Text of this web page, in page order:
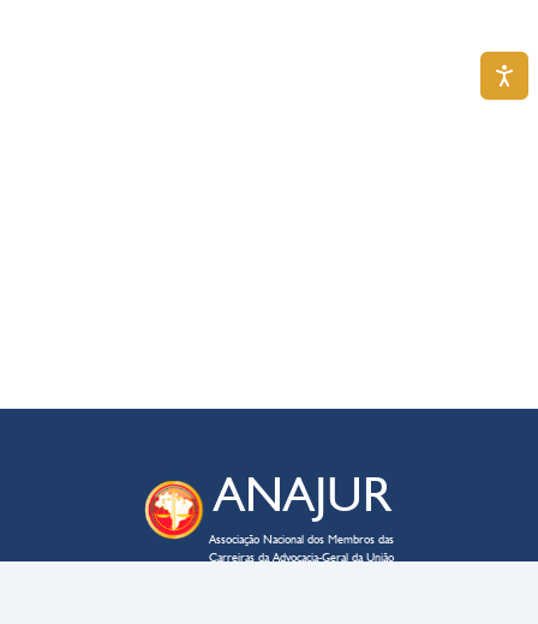
ANAJUR
Associação Nacional dos Membros das
Carreiras da Advocacia-Geral da União